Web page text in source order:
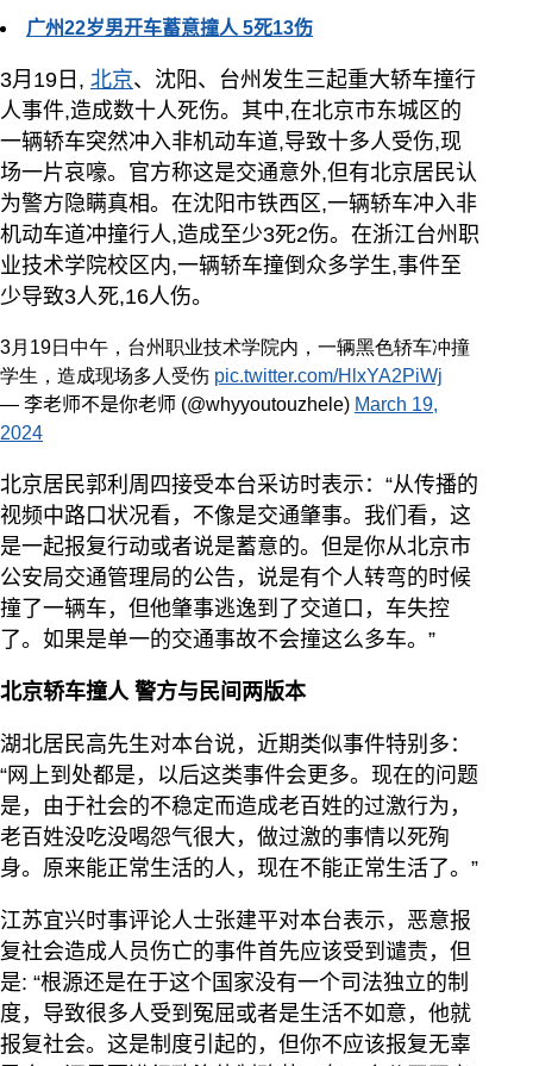
广州22岁男开车蓄意撞人 5死13伤
3月19日, 北京、沈阳、台州发生三起重大轿车撞行
人事件,造成数十人死伤。其中,在北京市东城区的
一辆轿车突然冲入非机动车道,导致十多人受伤,现
场一片哀嚎。官方称这是交通意外,但有北京居民认
为警方隐瞒真相。在沈阳市铁西区,一辆轿车冲入非
机动车道冲撞行人,造成至少3死2伤。在浙江台州职
业技术学院校区内,一辆轿车撞倒众多学生,事件至
少导致3人死,16人伤。
3月19日中午，台州职业技术学院内，一辆黑色轿车冲撞
学生，造成现场多人受伤 pic.twitter.com/HlxYA2PiWj
— 李老师不是你老师 (@whyyoutouzhele) March 19,
2024
北京居民郭利周四接受本台采访时表示：“从传播的
视频中路口状况看，不像是交通肇事。我们看，这
是一起报复行动或者说是蓄意的。但是你从北京市
公安局交通管理局的公告，说是有个人转弯的时候
撞了一辆车，但他肇事逃逸到了交道口，车失控
了。如果是单一的交通事故不会撞这么多车。”
北京轿车撞人 警方与民间两版本
湖北居民高先生对本台说，近期类似事件特别多：
“网上到处都是，以后这类事件会更多。现在的问题
是，由于社会的不稳定而造成老百姓的过激行为，
老百姓没吃没喝怨气很大，做过激的事情以死殉
身。原来能正常生活的人，现在不能正常生活了。”
江苏宜兴时事评论人士张建平对本台表示，恶意报
复社会造成人员伤亡的事件首先应该受到谴责，但
是: “根源还是在于这个国家没有一个司法独立的制
度，导致很多人受到冤屈或者是生活不如意，他就
报复社会。这是制度引起的，但你不应该报复无辜